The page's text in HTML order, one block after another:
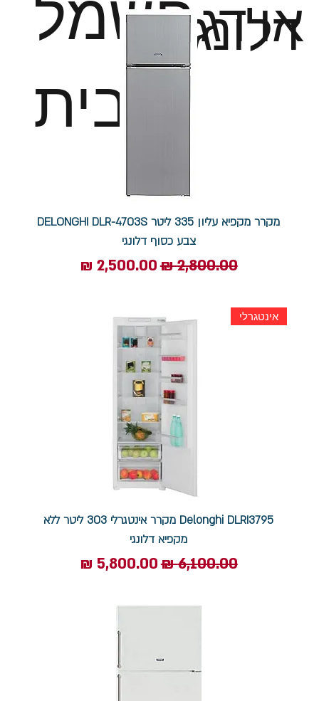
או דגם
לבית
דלונגי
מקרר מקפיא עליון 335 ליטר DELONGHI DLR-4703S
צבע כסוף דלונגי
מחיר רגיל‏2,800.00 ‏₪ מחיר מבצע
אינטגרלי
Delonghi DLRI3795 מקרר אינטגרלי 303 ליטר ללא
מקפיא דלונגי
מחיר רגיל‏6,100.00 ‏₪ מחיר מבצע